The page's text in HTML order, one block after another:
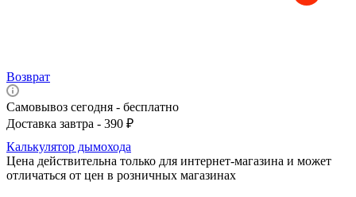
Возврат
Самовывоз сегодня - бесплатно
Доставка завтра - 390 ₽
Калькулятор дымохода
Цена действительна только для интернет-магазина и может
отличаться от цен в розничных магазинах